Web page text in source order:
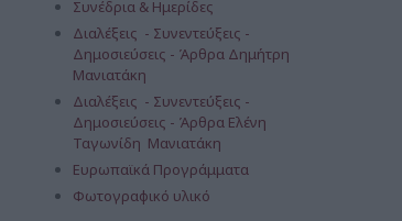
Συνέδρια & Ημερίδες
Διαλέξεις - Συνεντεύξεις -
Δημοσιεύσεις - Άρθρα Δημήτρη
Μανιατάκη
Διαλέξεις - Συνεντεύξεις -
Δημοσιεύσεις - Άρθρα Ελένη
Ταγωνίδη Μανιατάκη
Ευρωπαϊκά Προγράμματα
Φωτογραφικό υλικό